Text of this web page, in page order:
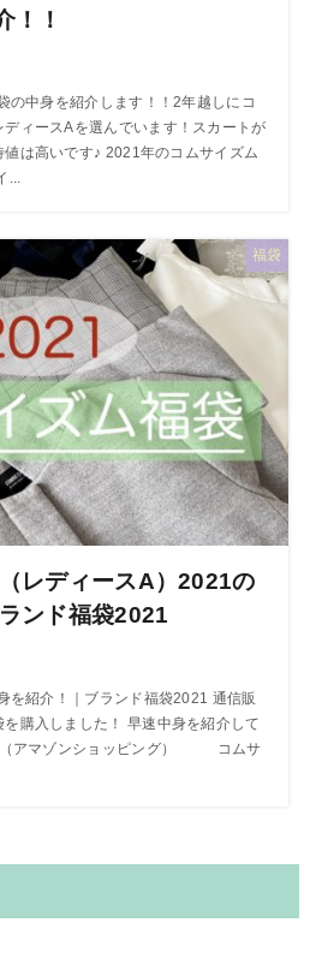
！！
の中身を紹介します！！2年越しにコ
ィースAを選んでいます！スカートが
は高いです♪ 2021年のコムサイズム
福袋
レディースA）2021の
ンド福袋2021
を紹介！｜ブランド福袋2021 通信販
購入しました！ 早速中身を紹介して
アマゾンショッピング） コムサ